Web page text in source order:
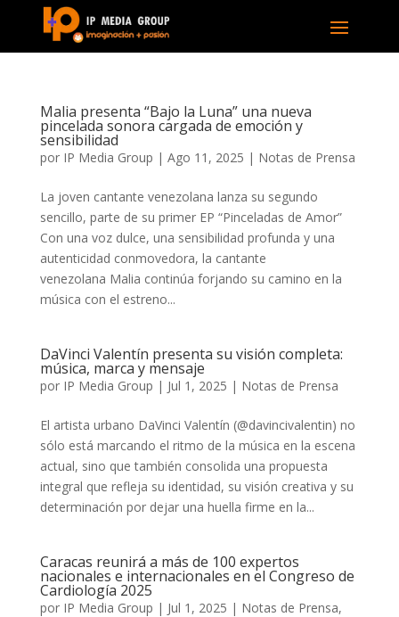
Malia presenta “Bajo la Luna” una nueva
pincelada sonora cargada de emoción y
sensibilidad
por IP Media Group | Ago 11, 2025 | Notas de Prensa
La joven cantante venezolana lanza su segundo
sencillo, parte de su primer EP “Pinceladas de Amor”
Con una voz dulce, una sensibilidad profunda y una
autenticidad conmovedora, la cantante
venezolana Malia continúa forjando su camino en la
música con el estreno...
DaVinci Valentín presenta su visión completa:
música, marca y mensaje
por IP Media Group | Jul 1, 2025 | Notas de Prensa
El artista urbano DaVinci Valentín (@davincivalentin) no
sólo está marcando el ritmo de la música en la escena
actual, sino que también consolida una propuesta
integral que refleja su identidad, su visión creativa y su
determinación por dejar una huella firme en la...
Caracas reunirá a más de 100 expertos
nacionales e internacionales en el Congreso de
Cardiología 2025
por IP Media Group | Jul 1, 2025 | Notas de Prensa,